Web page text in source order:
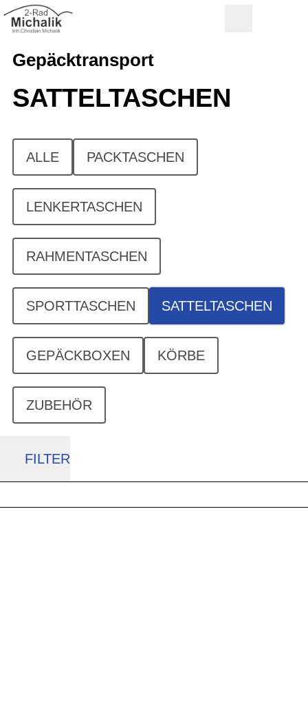
Gepäcktransport
SATTELTASCHEN
ALLE PACKTASCHEN
LENKERTASCHEN
RAHMENTASCHEN
SPORTTASCHEN SATTELTASCHEN
GEPÄCKBOXEN KÖRBE
ZUBEHÖR
FILTER